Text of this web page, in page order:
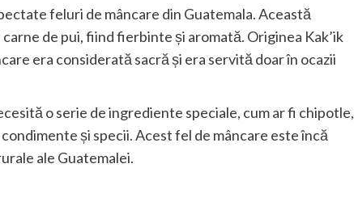
feluri de mâncare din Guatemala. Această
de pui, fiind fierbinte și aromată. Originea Kak’ik
era considerată sacră și era servită doar în ocazii
o serie de ingrediente speciale, cum ar fi chipotle,
și specii. Acest fel de mâncare este încă
ale Guatemalei.